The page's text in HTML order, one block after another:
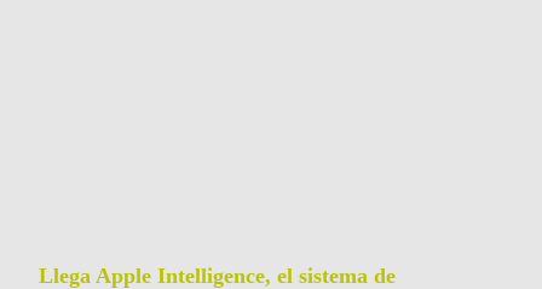
Llega Apple Intelligence, el sistema de